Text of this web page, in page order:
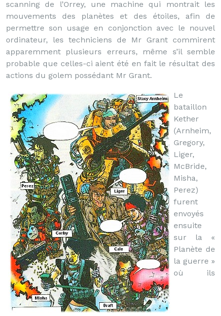
scanning de l’Orrey, une machine qui montrait les
mouvements des planètes et des étoiles, afin de
permettre son usage en conjonction avec le nouvel
ordinateur, les techniciens de Mr Grant commirent
apparemment plusieurs erreurs, même s’il semble
probable que celles-ci aient été en fait le résultat des
actions du golem possédant Mr Grant.
Le
bataillon
Kether
(Arnheim,
Gregory,
Liger,
McBride,
Misha,
Perez)
furent
envoyés
ensuite
sur la «
Planète de
la guerre »
où ils